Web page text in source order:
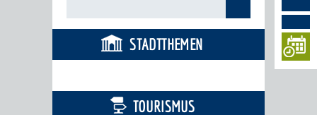
STADTTHEMEN
TOURISMUS